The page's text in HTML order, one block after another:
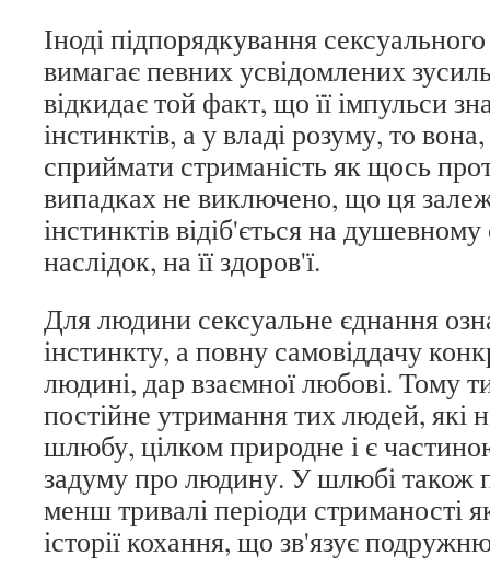
Іноді підпорядкування
вимагає певних усвідомлених
відкидає той факт, що її імпульси
інстинктів, а у владі розуму, то
сприймати стриманість як щось
випадках не виключено, що ця
інстинктів відіб'ється на
наслідок, на її здоров'ї.
Для людини сексуальне єднання
інстинкту, а повну самовіддачу
людині, дар взаємної любові. Тому
постійне утримання тих людей, які
шлюбу, цілком природне і є
задуму про людину. У шлюбі також
менш тривалі періоди стриманості
історії кохання, що зв'язує